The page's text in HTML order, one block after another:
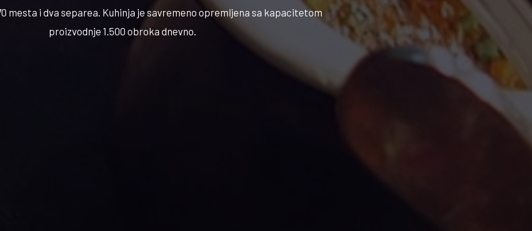
mesta i dva separea. Kuhinja je savremeno opremljena sa kapacitetom
proizvodnje 1.500 obroka dnevno.